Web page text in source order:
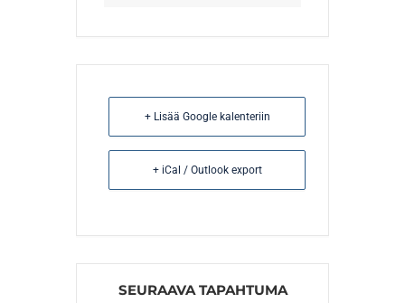
+ Lisää Google kalenteriin
+ iCal / Outlook export
SEURAAVA TAPAHTUMA